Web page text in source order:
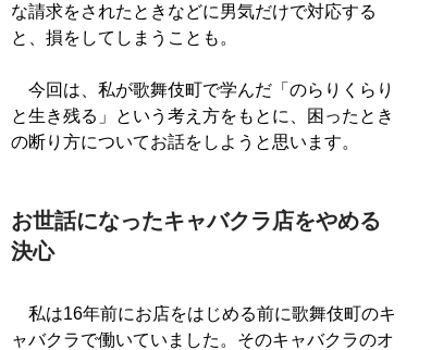
な請求をされたときなどに男気だけで対応する
と、損をしてしまうことも。
今回は、私が歌舞伎町で学んだ「のらりくらり
と生き残る」という考え方をもとに、困ったとき
の断り方についてお話をしようと思います。
お世話になったキャバクラ店をやめる
決心
私は16年前にお店をはじめる前に歌舞伎町のキ
ャバクラで働いていました。そのキャバクラのオ